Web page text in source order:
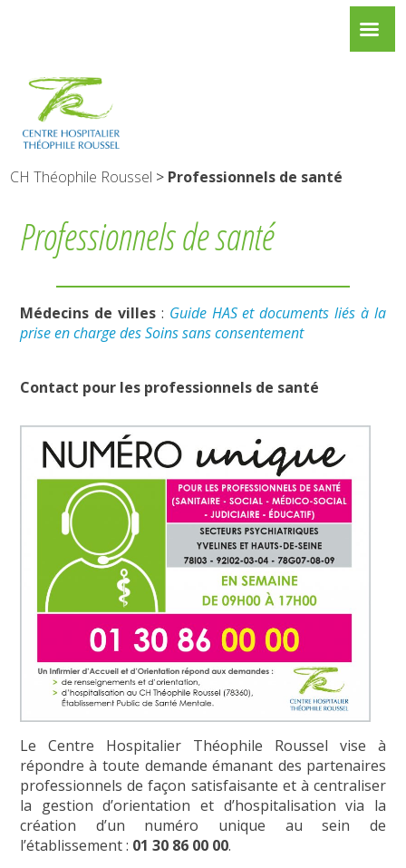
CH Théophile Roussel > Professionnels de santé
Professionnels de santé
Médecins de villes: Guide HAS et documents liés à la
prise en charge des Soins sans consentement
Contact pour les professionnels de santé
Le Centre Hospitalier Théophile Roussel vise à
répondre à toute demande émanant des partenaires
professionnels de façon satisfaisante et à centraliser
la gestion d’orientation et d’hospitalisation via la
création d’un numéro unique au sein de
l’établissement : 01 30 86 00 00.